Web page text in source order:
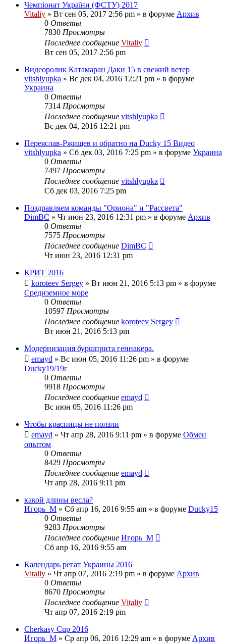
Чемпіонат України (ФСТУ) 2017
Vitaliy » Вт сен 05, 2017 2:56 pm » в форуме Архив
0 Ответы
7830 Просмотры
Последнее сообщение Vitaliy
Вт сен 05, 2017 2:56 pm
Видеоролик Катамаран Даки 15 в свежий ветер
vitshlyupka » Вс дек 04, 2016 12:21 pm » в форуме
Украина
0 Ответы
7314 Просмотры
Последнее сообщение vitshlyupka
Вс дек 04, 2016 12:21 pm
Переяслав-Ржищев и обратно на Ducky 15 Видео
vitshlyupka » Сб дек 03, 2016 7:25 pm » в форуме Украина
0 Ответы
7497 Просмотры
Последнее сообщение vitshlyupka
Сб дек 03, 2016 7:25 pm
Поздравляем команды "Ориона" и "Рассвета"
DimBC » Чт июн 23, 2016 12:31 pm » в форуме Архив
0 Ответы
7575 Просмотры
Последнее сообщение DimBC
Чт июн 23, 2016 12:31 pm
КРИТ 2016
koroteev Sergey » Вт июн 21, 2016 5:13 pm » в форуме
Средиземное море
0 Ответы
10597 Просмотры
Последнее сообщение koroteev Sergey
Вт июн 21, 2016 5:13 pm
Модернизация буршприта геннакера.
emayd » Вс июн 05, 2016 11:26 pm » в форуме
Ducky19/19r
0 Ответы
9918 Просмотры
Последнее сообщение emayd
Вс июн 05, 2016 11:26 pm
Чтобы краспицы не ползли
emayd » Чт апр 28, 2016 9:11 pm » в форуме Обмен
опытом
0 Ответы
8429 Просмотры
Последнее сообщение emayd
Чт апр 28, 2016 9:11 pm
какой длины весла?
Игорь_М » Сб апр 16, 2016 9:55 am » в форуме Ducky15
0 Ответы
9283 Просмотры
Последнее сообщение Игорь_М
Сб апр 16, 2016 9:55 am
Календарь регат Украины 2016
Vitaliy » Чт апр 07, 2016 2:19 pm » в форуме Архив
0 Ответы
8670 Просмотры
Последнее сообщение Vitaliy
Чт апр 07, 2016 2:19 pm
Cherkasy Cup 2016
Игорь_М » Ср апр 06, 2016 12:29 am » в форуме Архив